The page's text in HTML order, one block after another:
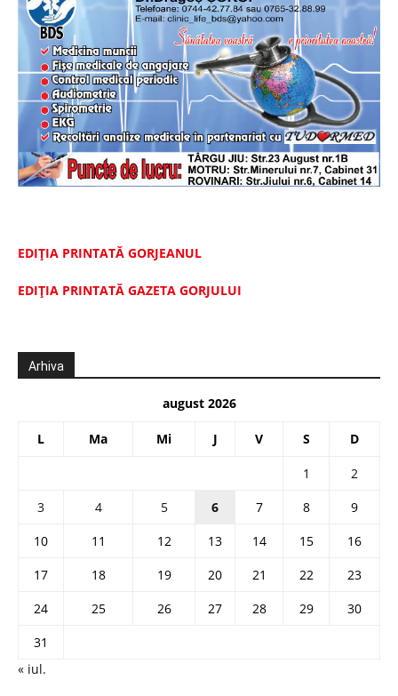
EDIȚIA PRINTATĂ GORJEANUL
EDIŢIA PRINTATĂ GAZETA GORJULUI
Arhiva
august 2026
L Ma Mi J V S D
1
2
3
4 5 6 7 8
9
10
11 12 13 14 15
16
17
18 19 20 21 22
23
24
25 26 27 28 29
30
31
« iul.